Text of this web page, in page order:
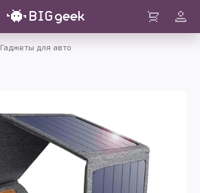
Войти
Гаджеты для авто